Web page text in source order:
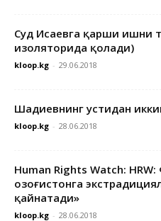
Суд Исаевга қарши ишни
изоляторида қолади)
kloop.kg - 29.06.2018
Шадиевнинг устидан
kloop.kg - 28.06.2018
Human Rights Watch:
Қозоғистонга
қайнатади»
kloop.kg - 28.06.2018